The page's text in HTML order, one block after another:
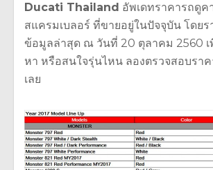
Ducati Thailand อัพเดทราคารถดูค
สแครมเบลอร์ ที่ขายอยู่ในปัจจุบัน โดยร
ข้อมูลล่าสุด ณ วันที่ 20 ตุลาคม 2560 เ
หา หรือสนใจรุ่นไหน ลองตรวจสอบรา
เลย